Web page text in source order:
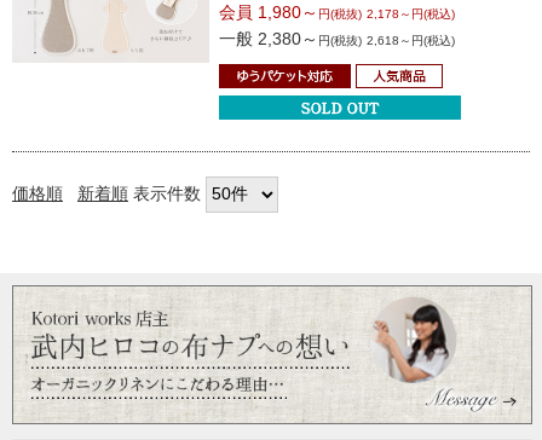
会員 1,980～ 円(税抜) 2,178～円(税込)
一般 2,380～ 円(税抜) 2,618～円(税込)
価格順 新着順 表示件数